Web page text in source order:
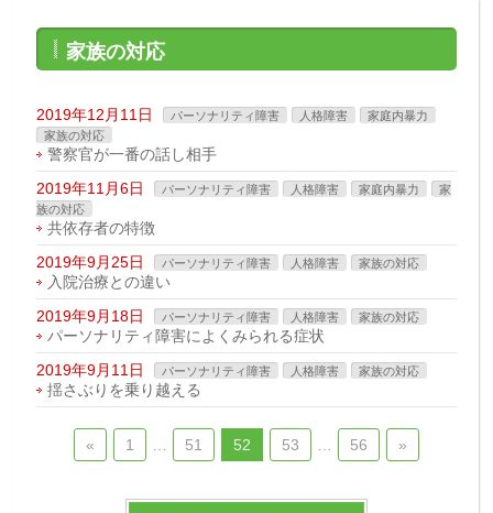
家族の対応
2019年12月11日 パーソナリティ障害 人格障害
家庭内暴力
家族の対応
警察官が一番の話し相手
2019年11月6日
パーソナリティ障害 人格障害 家庭内暴力
家
族の対応
共依存者の特徴
2019年9月25日
パーソナリティ障害 人格障害 家族の対応
入院治療との違い
2019年9月18日
パーソナリティ障害 人格障害 家族の対応
パーソナリティ障害によくみられる症状
2019年9月11日
パーソナリティ障害 人格障害 家族の対応
揺さぶりを乗り越える
« 1 51 52 53 56 »